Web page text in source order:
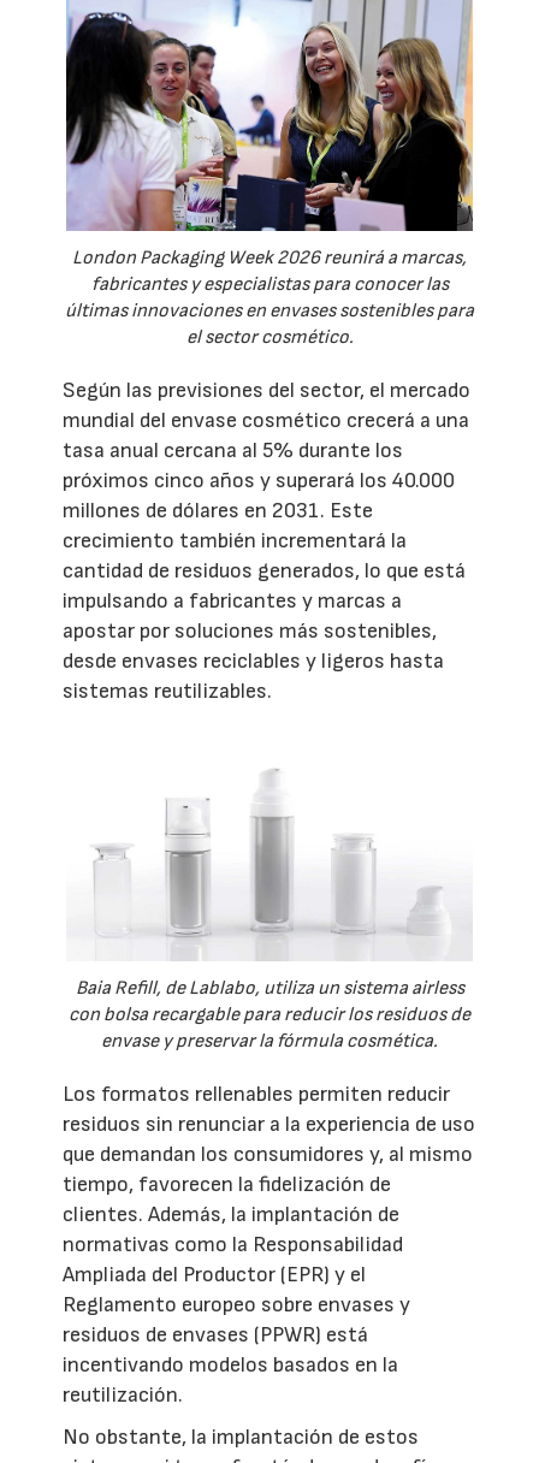
London Packaging Week 2026 reunirá a marcas,
fabricantes y especialistas para conocer las
últimas innovaciones en envases sostenibles para
el sector cosmético.
Según las previsiones del sector, el mercado
mundial del envase cosmético crecerá a una
tasa anual cercana al 5% durante los
próximos cinco años y superará los 40.000
millones de dólares en 2031. Este
crecimiento también incrementará la
cantidad de residuos generados, lo que está
impulsando a fabricantes y marcas a
apostar por soluciones más sostenibles,
desde envases reciclables y ligeros hasta
sistemas reutilizables.
Baia Refill, de Lablabo, utiliza un sistema airless
con bolsa recargable para reducir los residuos de
envase y preservar la fórmula cosmética.
Los formatos rellenables permiten reducir
residuos sin renunciar a la experiencia de uso
que demandan los consumidores y, al mismo
tiempo, favorecen la fidelización de
clientes. Además, la implantación de
normativas como la Responsabilidad
Ampliada del Productor (EPR) y el
Reglamento europeo sobre envases y
residuos de envases (PPWR) está
incentivando modelos basados en la
reutilización.
No obstante, la implantación de estos